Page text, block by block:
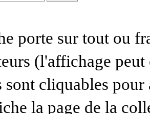
porte sur tout ou
(l'affichage
sont cliquables pour
la page de la